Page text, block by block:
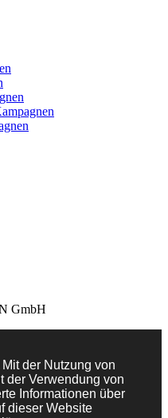
GmbH
der Nutzung von
der Verwendung von
Informationen über
dieser Website